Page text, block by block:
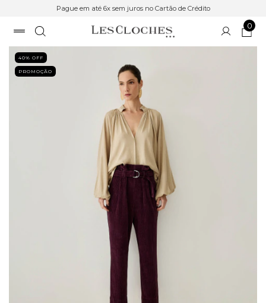
Pague em até 6x sem juros no Cartão de Crédito
0
40% OFF
PROMOÇÃO